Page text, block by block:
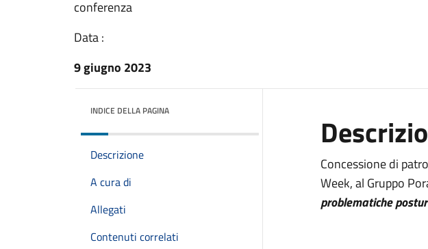
conferenza
Data :
9 giugno 2023
INDICE DELLA PAGINA
Descrizione
A cura di
Allegati
Contenuti correlati
Concessione di
Week, al Gruppo
problematiche